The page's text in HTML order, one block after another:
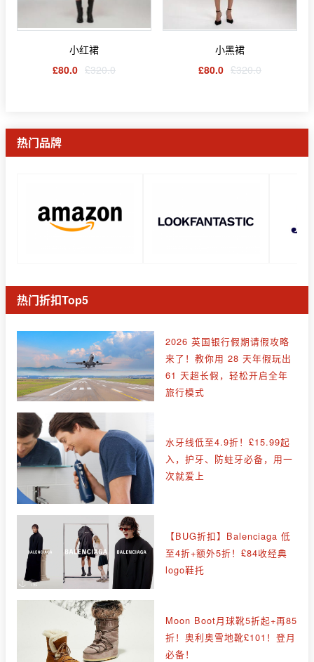
小红裙
£80.0 £320.0
小黑裙
£80.0 £320.0
热门品牌
热门折扣Top5
2026 英国银行假期请假攻略
来了！教你用 28 天年假玩出
61 天超长假，轻松开启全年
旅行模式
水牙线低至4.9折！£15.99起
入，护牙、防蛀牙必备，用一
次就爱上
【BUG折扣】Balenciaga 低
至4折+额外5折！£84收经典
logo鞋托
Moon Boot月球靴5折起+再85
折！奥利奥雪地靴£101！登月
必备！